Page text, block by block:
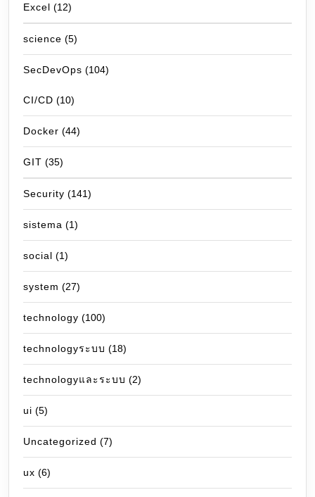
Excel (12)
science (5)
SecDevOps (104)
CI/CD (10)
Docker (44)
GIT (35)
Security (141)
sistema (1)
social (1)
system (27)
technology (100)
technologyระบบ (18)
technologyและระบบ (2)
ui (5)
Uncategorized (7)
ux (6)